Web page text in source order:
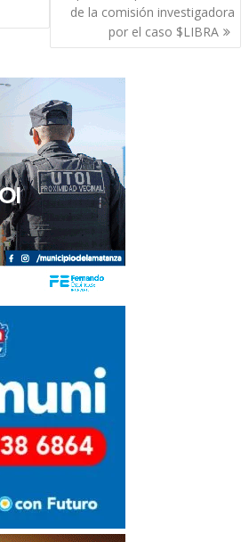
de la comisión investigadora
por el caso $LIBRA